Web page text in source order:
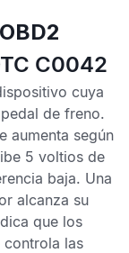
C0042
cuya
de freno.
aumenta según
5 voltios de
baja. Una
alcanza su
que los
las